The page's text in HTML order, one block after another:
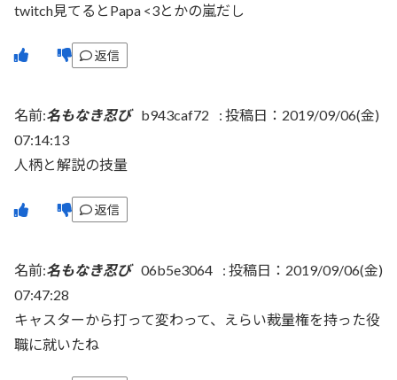
twitch見てるとPapa <3とかの嵐だし
返信
名前:名もなき忍び b943caf72 : 投稿日：2019/09/06(金)
07:14:13
人柄と解説の技量
返信
名前:名もなき忍び 06b5e3064 : 投稿日：2019/09/06(金)
07:47:28
キャスターから打って変わって、えらい裁量権を持った役
職に就いたね